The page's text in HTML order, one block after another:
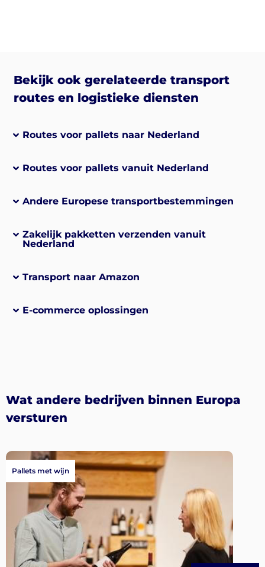
Bekijk ook gerelateerde transport
routes en logistieke diensten
Routes voor pallets naar Nederland
Routes voor pallets vanuit Nederland
Andere Europese transportbestemmingen
Zakelijk pakketten verzenden vanuit
Nederland
Transport naar Amazon
E-commerce oplossingen
Wat andere bedrijven binnen Europa
versturen
Pallets met wijn